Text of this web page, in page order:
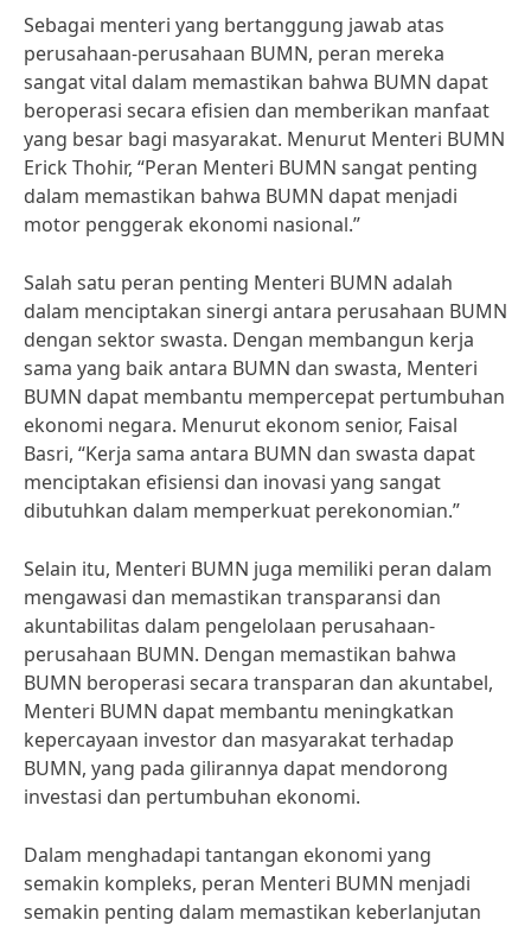
Sebagai menteri yang bertanggung jawab atas
perusahaan-perusahaan BUMN, peran mereka
sangat vital dalam memastikan bahwa BUMN dapat
beroperasi secara efisien dan memberikan manfaat
yang besar bagi masyarakat. Menurut Menteri BUMN
Erick Thohir, “Peran Menteri BUMN sangat penting
dalam memastikan bahwa BUMN dapat menjadi
motor penggerak ekonomi nasional.”
Salah satu peran penting Menteri BUMN adalah
dalam menciptakan sinergi antara perusahaan BUMN
dengan sektor swasta. Dengan membangun kerja
sama yang baik antara BUMN dan swasta, Menteri
BUMN dapat membantu mempercepat pertumbuhan
ekonomi negara. Menurut ekonom senior, Faisal
Basri, “Kerja sama antara BUMN dan swasta dapat
menciptakan efisiensi dan inovasi yang sangat
dibutuhkan dalam memperkuat perekonomian.”
Selain itu, Menteri BUMN juga memiliki peran dalam
mengawasi dan memastikan transparansi dan
akuntabilitas dalam pengelolaan perusahaan-
perusahaan BUMN. Dengan memastikan bahwa
BUMN beroperasi secara transparan dan akuntabel,
Menteri BUMN dapat membantu meningkatkan
kepercayaan investor dan masyarakat terhadap
BUMN, yang pada gilirannya dapat mendorong
investasi dan pertumbuhan ekonomi.
Dalam menghadapi tantangan ekonomi yang
semakin kompleks, peran Menteri BUMN menjadi
semakin penting dalam memastikan keberlanjutan